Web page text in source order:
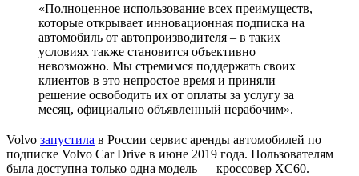
«Полноценное использование всех преимуществ,
которые открывает инновационная подписка на
автомобиль от автопроизводителя – в таких
условиях также становится объективно
невозможно. Мы стремимся поддержать своих
клиентов в это непростое время и приняли
решение освободить их от оплаты за услугу за
месяц, официально объявленный нерабочим».
Volvo запустила в России сервис аренды автомобилей по
подписке Volvo Car Drive в июне 2019 года. Пользователям
была доступна только одна модель — кроссовер XC60.